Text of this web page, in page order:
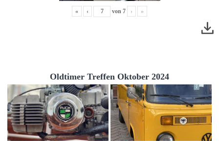
« ‹ von 7 › »
Oldtimer Treffen Oktober 2024